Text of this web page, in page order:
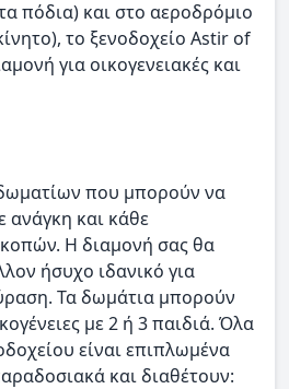
πόδια) και στο αεροδρόμιο
το ξενοδοχείο Astir of
για οικογενειακές και
που μπορούν να
ανάγκη και κάθε
Η διαμονή σας θα
ήσυχο ιδανικό για
Τα δωμάτια μπορούν
με 2 ή 3 παιδιά. Όλα
είναι επιπλωμένα
και διαθέτουν: